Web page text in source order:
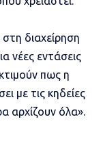
διαχείρηση
νέες εντάσεις
πως η
με τις κηδείες
αρχίζουν όλα».